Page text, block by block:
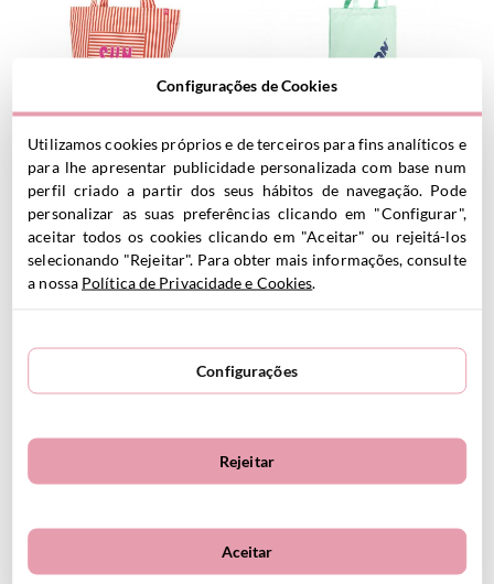
Bolsa de praia Tote XL Sun
15.00€
24.95€
VER PRODUTO
Sacola personalizável 430
Since 1918 Collection Green
14.99€
VER PRODUTO
Personalizável
Since 1918 Collection Pink
Personalizável
Sacola personalizável 430
Since 1918 Collection Beige
Configurações de Cookies
Utilizamos cookies próprios e de terceiros para fins analíticos e
para lhe apresentar publicidade personalizada com base num
perfil criado a partir dos seus hábitos de navegação. Pode
personalizar as suas preferências clicando em "Configurar",
aceitar todos os cookies clicando em "Aceitar" ou rejeitá-los
selecionando "Rejeitar". Para obter mais informações, consulte
a nossa Política de Privacidade e Cookies
Configurações
Rejeitar
Aceitar